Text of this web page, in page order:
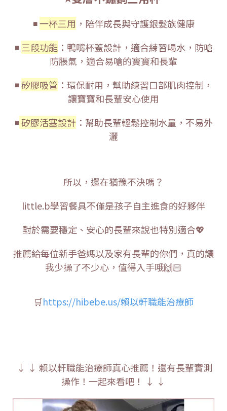
◾一杯三用 ，陪伴成長與守護銀髮族健康
◾三段功能：鴨嘴杯蓋設計，適合練習喝水，防嗆
防脹氣，適合易嗆的寶寶和長輩
◾矽膠吸管 ：環保耐用，幫助練習口部肌肉控制，
讓寶寶和長輩安心使用
◾矽膠活塞設計 ：幫助長輩輕鬆控制水量，不易外
灑
所以，還在猶豫不決嗎？
little.b學習餐具不僅是孩子自主進食的好夥伴
對於需要穩定、安心的長輩來說也特別適合💖
推薦給每位新手爸媽以及家有長輩的你們，真的讓
我少操了不少心，值得入手哦🙌🏻
🛒https://hibebe.us/賴以軒職能治療師
↓ ↓ 賴以軒職能治療師真心推薦！還有長輩實測
操作！一起來看吧！ ↓ ↓